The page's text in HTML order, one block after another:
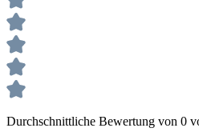
Durchschnittliche Bewertung von 0